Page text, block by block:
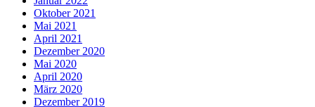
Oktober 2021
Mai 2021
April 2021
Dezember 2020
Mai 2020
April 2020
März 2020
Dezember 2019